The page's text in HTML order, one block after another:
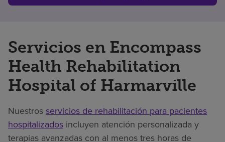
Servicios en Encompass
Health Rehabilitation
Hospital of Harmarville
Nuestros servicios de rehabilitación para pacientes
hospitalizados incluyen atención personalizada y
terapias avanzadas con al menos tres horas de